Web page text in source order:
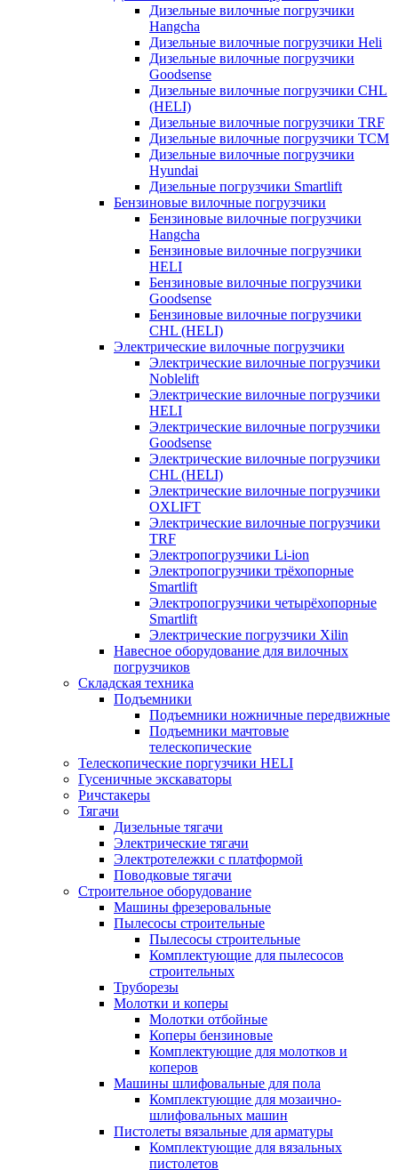
Дизельные вилочные погрузчики
Hangcha
Дизельные вилочные погрузчики Heli
Дизельные вилочные погрузчики
Goodsense
Дизельные вилочные погрузчики CHL
(HELI)
Дизельные вилочные погрузчики TRF
Дизельные вилочные погрузчики TCM
Дизельные вилочные погрузчики
Hyundai
Дизельные погрузчики Smartlift
Бензиновые вилочные погрузчики
Бензиновые вилочные погрузчики
Hangcha
Бензиновые вилочные погрузчики
HELI
Бензиновые вилочные погрузчики
Goodsense
Бензиновые вилочные погрузчики
CHL (HELI)
Электрические вилочные погрузчики
Электрические вилочные погрузчики
Noblelift
Электрические вилочные погрузчики
HELI
Электрические вилочные погрузчики
Goodsense
Электрические вилочные погрузчики
CHL (HELI)
Электрические вилочные погрузчики
OXLIFT
Электрические вилочные погрузчики
TRF
Электропогрузчики Li-ion
Электропогрузчики трёхопорные
Smartlift
Электропогрузчики четырёхопорные
Smartlift
Электрические погрузчики Xilin
Навесное оборудование для вилочных
погрузчиков
Складская техника
Подъемники
Подъемники ножничные передвижные
Подъемники мачтовые
телескопические
Телескопические поргузчики HELI
Гусеничные экскаваторы
Ричстакеры
Тягачи
Дизельные тягачи
Электрические тягачи
Электротележки с платформой
Поводковые тягачи
Строительное оборудование
Машины фрезеровальные
Пылесосы строительные
Пылесосы строительные
Комплектующие для пылесосов
строительных
Труборезы
Молотки и коперы
Молотки отбойные
Коперы бензиновые
Комплектующие для молотков и
коперов
Машины шлифовальные для пола
Комплектующие для мозаично-
шлифовальных машин
Пистолеты вязальные для арматуры
Комплектующие для вязальных
пистолетов